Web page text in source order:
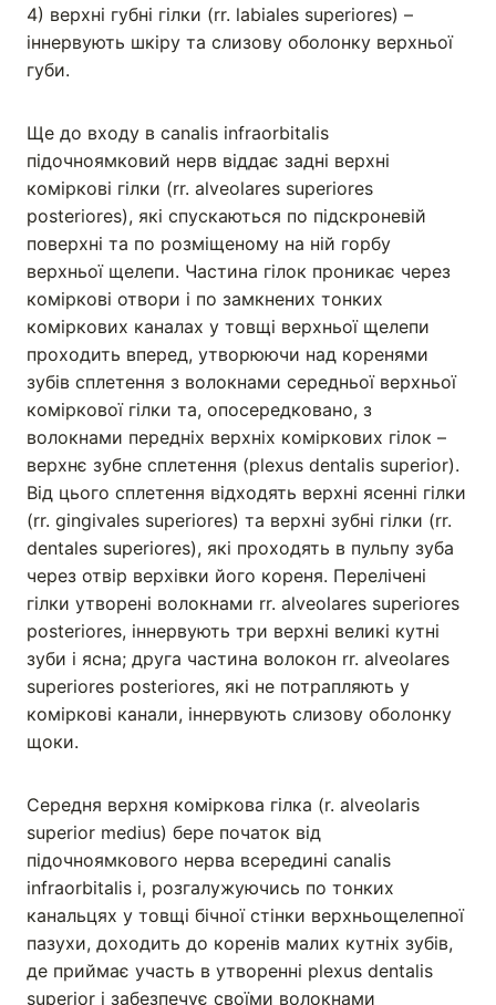
4) верхні губні гілки (rr. labiales superiores) –
іннервують шкіру та слизову оболонку верхньої
губи.
Ще до входу в canalis infraorbitalis
підочноямковий нерв віддає задні верхні
коміркові гілки (rr. alveolares superiores
posteriores), які спускаються по підскроневій
поверхні та по розміщеному на ній горбу
верхньої щелепи. Частина гілок проникає через
коміркові отвори і по замкнених тонких
коміркових каналах у товщі верхньої щелепи
проходить вперед, утворюючи над коренями
зубів сплетення з волокнами середньої верхньої
коміркової гілки та, опосередковано, з
волокнами передніх верхніх коміркових гілок –
верхнє зубне сплетення (plexus dentalis superior).
Від цього сплетення відходять верхні ясенні гілки
(rr. gingivales superiores) та верхні зубні гілки (rr.
dentales superiores), які проходять в пульпу зуба
через отвір верхівки його кореня. Перелічені
гілки утворені волокнами rr. alveolares superiores
posteriores, іннервують три верхні великі кутні
зуби і ясна; друга частина волокон rr. alveolares
superiores posteriores, які не потрапляють у
коміркові канали, іннервують слизову оболонку
щоки.
Середня верхня коміркова гілка (r. alveolaris
superior medius) бере початок від
підочноямкового нерва всередині canalis
infraorbitalis i, розгалужуючись по тонких
канальцях у товщі бічної стінки верхньощелепної
пазухи, доходить до коренів малих кутніх зубів,
де приймає участь в утворенні plexus dentalis
superior i забезпечує своїми волокнами